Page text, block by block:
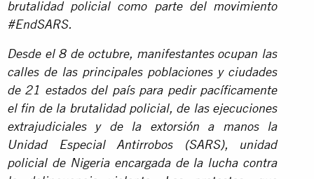
brutalidad policial como parte del movimiento
#EndSARS.
Desde el 8 de octubre, manifestantes ocupan las
calles de las principales poblaciones y ciudades
de 21 estados del país para pedir pacíficamente
el fin de la brutalidad policial, de las ejecuciones
extrajudiciales y de la extorsión a manos la
Unidad Especial Antirrobos (SARS), unidad
policial de Nigeria encargada de la lucha contra